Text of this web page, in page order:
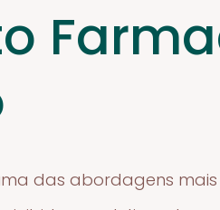
das abordagens